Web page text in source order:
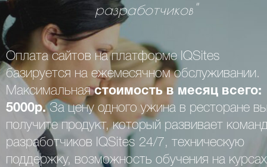
разработчиков"
Оплата сайтов на платформе IQSites
базируется на ежемесячном обслуживании.
Максимальнаястоимость в месяц всего:
5000р.За цену одного ужина в ресторане
получите продукт, который развивает
разработчиков IQSites 24/7, техническую
поддержку, возможность обучения на